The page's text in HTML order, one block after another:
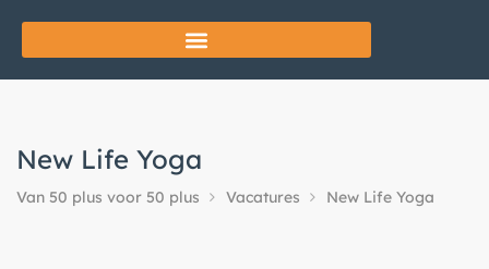
New Life Yoga
Van 50 plus voor 50 plus Vacatures New Life Yoga